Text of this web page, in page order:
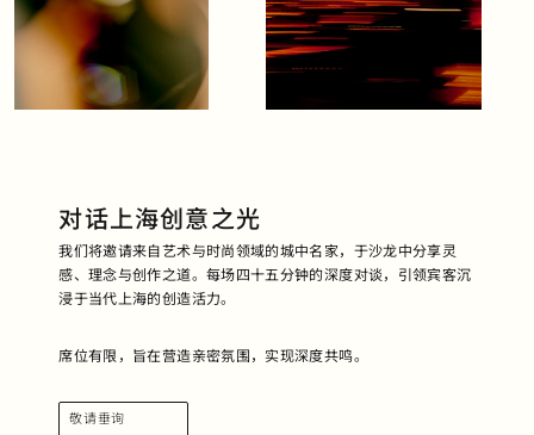
对话上海创意之光
我们将邀请来自艺术与时尚领域的城中名家，于沙龙中分享灵
感、理念与创作之道。每场四十五分钟的深度对谈，引领宾客沉
浸于当代上海的创造活力。
席位有限，旨在营造亲密氛围，实现深度共鸣。
敬请垂询